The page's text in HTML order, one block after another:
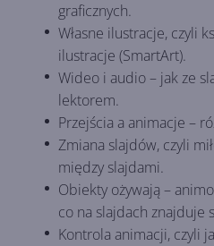
graficznych.
Własne ilustracje, czyli
ilustracje (SmartArt).
Wideo i audio – jak ze
lektorem.
Przejścia a animacje –
Zmiana slajdów, czyli
między slajdami.
Obiekty ożywają –
co na slajdach znajduje
Kontrola animacji, czyli